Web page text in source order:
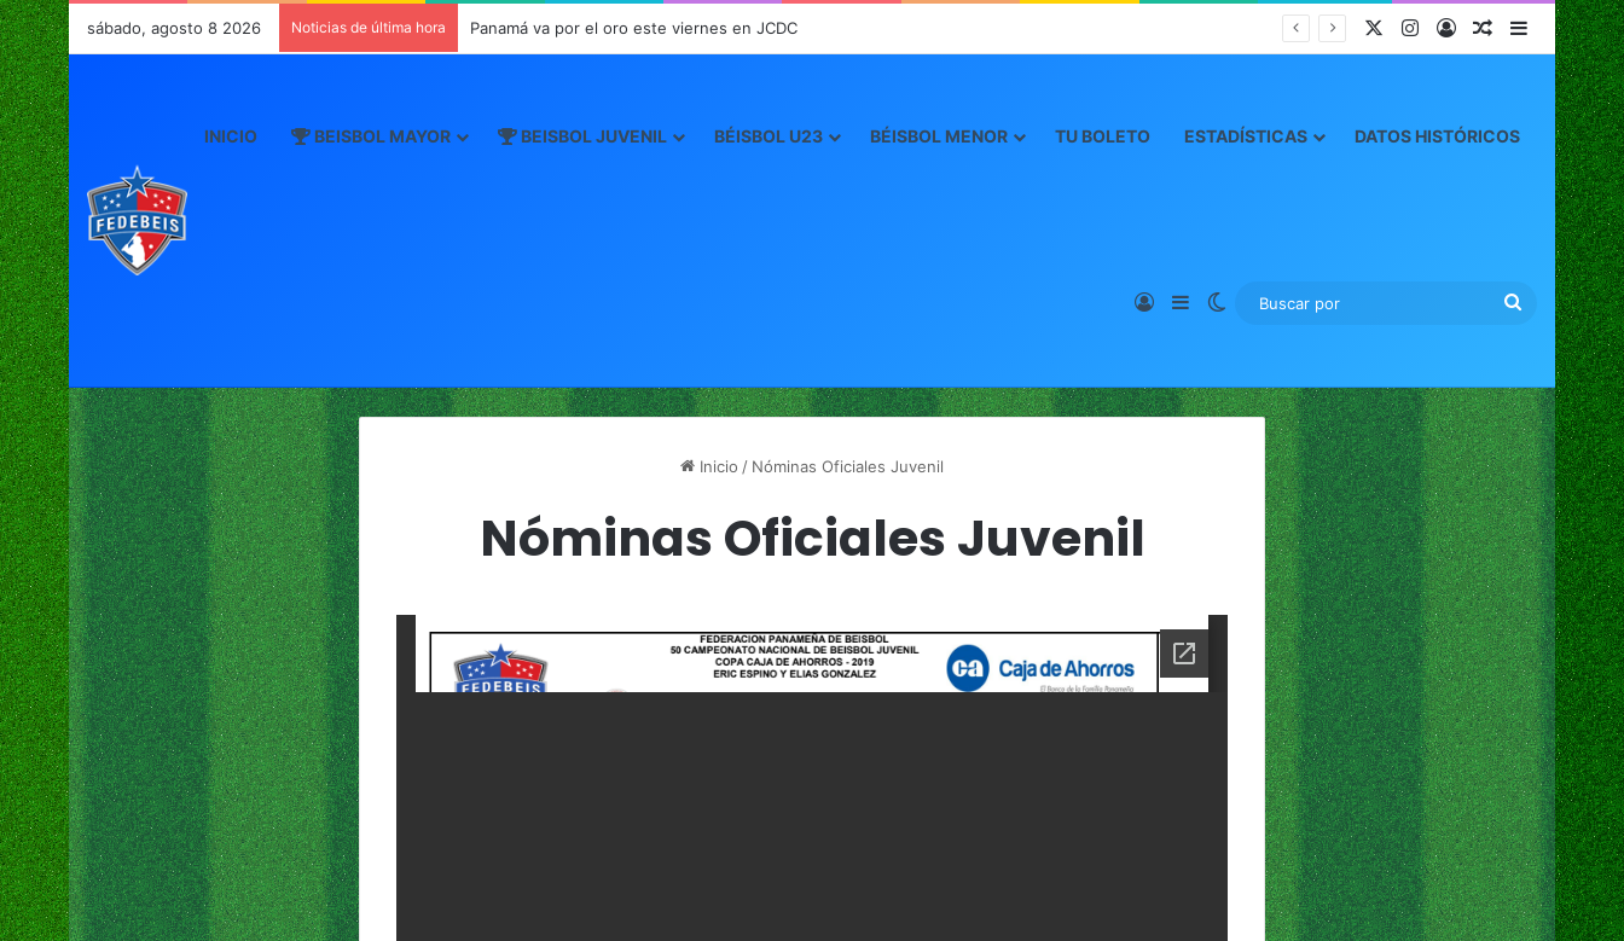
sábado, agosto 8 2026 Noticias de última hora Panamá va por el oro este viernes en JCDC InstagramAccesoPublicación
Barra
INICIO BEISBOL MAYOR BEISBOL JUVENIL BÉISBOL U23 BÉISBOL MENOR TU BOLETO ESTADÍSTICAS DATOS HISTÓRICOS
AccesoBarra lateral
Switch skin
Buscar
Inicio / Nóminas Oficiales Juvenil
Nóminas Oficiales Juvenil